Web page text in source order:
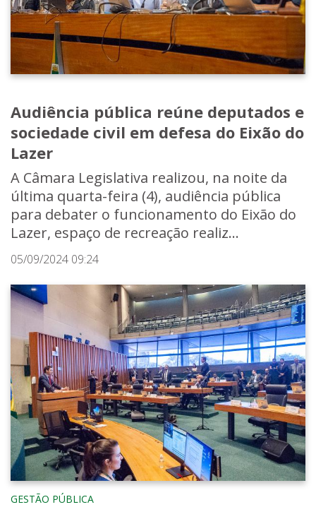
Audiência pública reúne deputados e
sociedade civil em defesa do Eixão do
Lazer
A Câmara Legislativa realizou, na noite da
última quarta-feira (4), audiência pública
para debater o funcionamento do Eixão do
Lazer, espaço de recreação realiz...
05/09/2024 09:24
GESTÃO PÚBLICA